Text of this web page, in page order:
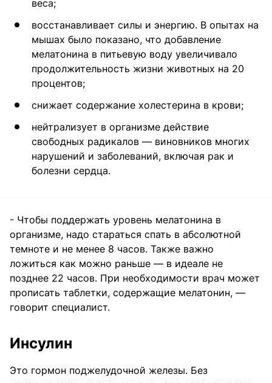
веса;
восстанавливает силы и энергию. В опытах на
мышах было показано, что добавление
мелатонина в питьевую воду увеличивало
продолжительность жизни животных на 20
процентов;
снижает содержание холестерина в крови;
нейтрализует в организме действие
свободных радикалов — виновников многих
нарушений и заболеваний, включая рак и
болезни сердца.
- Чтобы поддержать уровень мелатонина в
организме, надо стараться спать в абсолютной
темноте и не менее 8 часов. Также важно
ложиться как можно раньше — в идеале не
позднее 22 часов. При необходимости врач может
прописать таблетки, содержащие мелатонин, —
говорит специалист.
Инсулин
Это гормон поджелудочной железы. Без